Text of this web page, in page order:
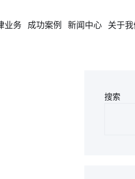
业务 成功案例 新闻中心 关于我
搜索